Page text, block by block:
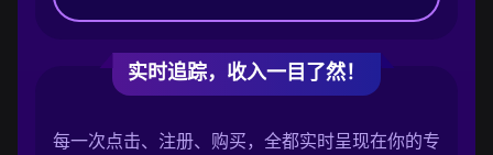
实时追踪，收入一目了然！
每一次点击、注册、购买，全都实时呈现在你的专